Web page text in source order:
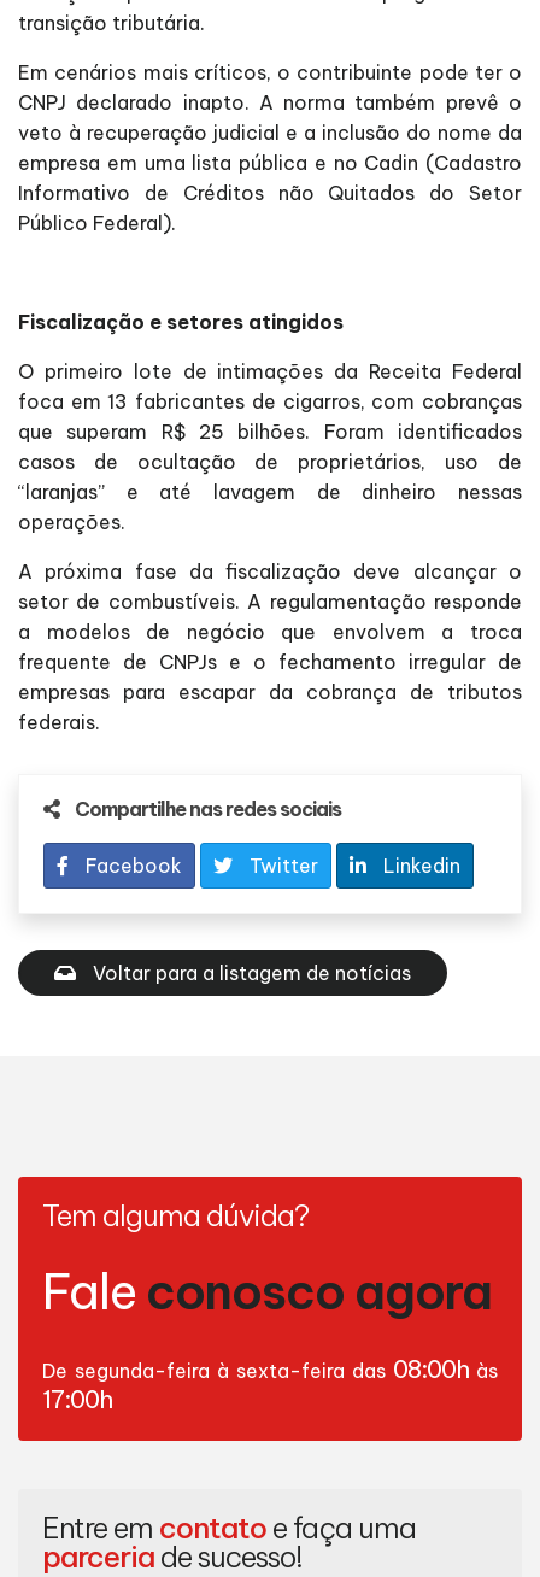
transição tributária.
Em cenários mais críticos, o contribuinte pode ter o
CNPJ declarado inapto. A norma também prevê o
veto à recuperação judicial e a inclusão do nome da
empresa em uma lista pública e no Cadin (Cadastro
Informativo de Créditos não Quitados do Setor
Público Federal).
Fiscalização e setores atingidos
O primeiro lote de intimações da Receita Federal
foca em 13 fabricantes de cigarros, com cobranças
que superam R$ 25 bilhões. Foram identificados
casos de ocultação de proprietários, uso de
“laranjas” e até lavagem de dinheiro nessas
operações.
A próxima fase da fiscalização deve alcançar o
setor de combustíveis. A regulamentação responde
a modelos de negócio que envolvem a troca
frequente de CNPJs e o fechamento irregular de
empresas para escapar da cobrança de tributos
federais.
Compartilhe nas redes sociais
Facebook Twitter Linkedin
Voltar para a listagem de notícias
Tem alguma dúvida?
Fale conosco agora
De segunda-feira à sexta-feira das 08:00h às
17:00h
Entre em contato e faça uma
parceria de sucesso!